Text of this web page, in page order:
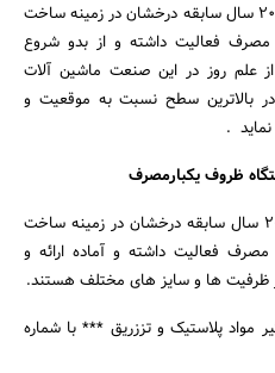
گروه صنعتی بهسازان پلیمر با بیش از 20 سال سابقه درخشان در زمینه ساخت
فعالیت داشته و از بدو شروع
علم روز در این صنعت ماشین آلات
بالاترین سطح نسبت به موقعیت و
.
ظروف یکبارمصرف
گروه صنعتی بهساز پلیمر با بیش از 20 سال سابقه درخشان در زمینه ساخت
فعالیت داشته و آماده ارائه و
ها و سایز های مختلف هستند.
مواد پلاستیک و تززریق *** با شماره